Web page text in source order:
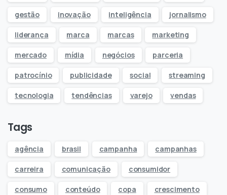
gestão inovação inteligência jornalismo
liderança marca marcas marketing
mercado mídia negócios parceria
patrocínio publicidade social streaming
tecnologia tendências varejo vendas
Tags
agência brasil campanha campanhas
carreira comunicação consumidor
consumo conteúdo copa crescimento